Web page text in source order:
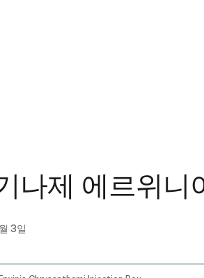
나제 에르위니
3일